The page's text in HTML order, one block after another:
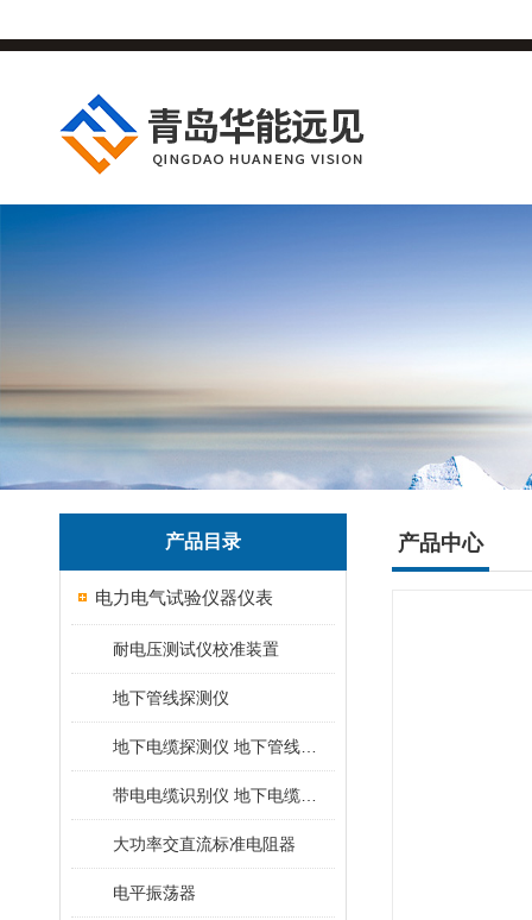
产品目录
电力电气试验仪器仪表
耐电压测试仪校准装置
地下管线探测仪
大功率交直流标准电阻器
电平振荡器
产品中心